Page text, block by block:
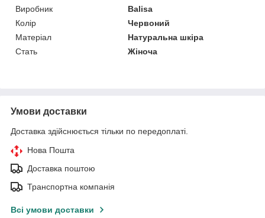
Виробник
Balisa
Колір
Червоний
Матеріал
Натуральна шкіра
Стать
Жіноча
Умови доставки
Доставка здійснюється тільки по передоплаті.
Нова Пошта
Доставка поштою
Транспортна компанія
Всі умови доставки